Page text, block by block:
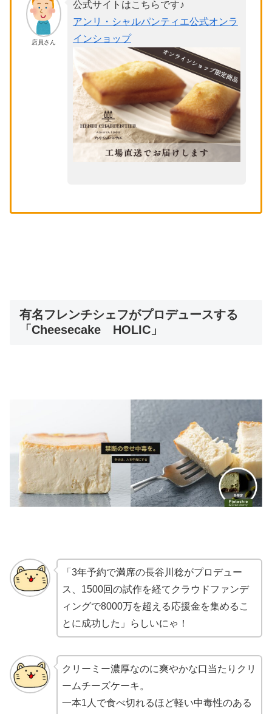
店員さん
公式サイトはこちらです♪
アンリ・シャルパンティエ公式オンラ
インショップ
有名フレンチシェフがプロデュースする
「Cheesecake HOLIC」
「3年予約で満席の長谷川稔がプロデュー
ス、1500回の試作を経てクラウドファンデ
ィングで8000万を超える応援金を集めるこ
とに成功した」らしいにゃ！
クリーミー濃厚なのに爽やかな口当たりクリ
ームチーズケーキ。
一本1人で食べ切れるほど軽い中毒性のある